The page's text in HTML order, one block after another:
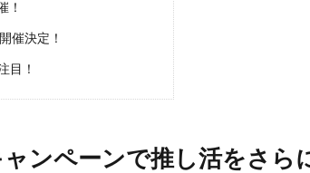
！
催決定！
目！
ンペーンで推し活をさら